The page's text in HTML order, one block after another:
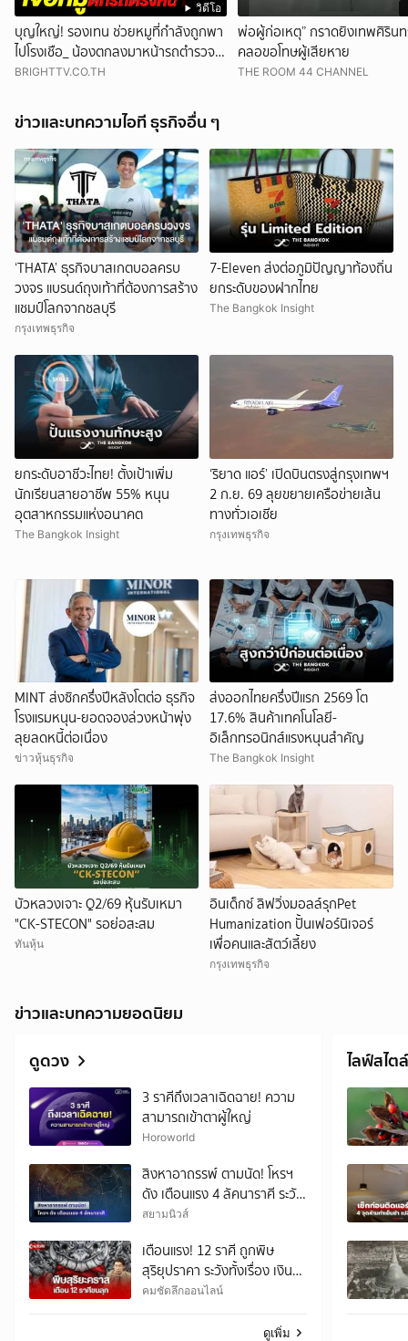
วิดีโอ
บุญใหญ่! รองเทน ช่วยหมูที่กำลังถูกพา
ไปโรงเชือ_ น้องตกลงมาหน้ารถตำรวจ
พอดี
BRIGHTTV.CO.TH
พ่อผู้ก่อเหตุ” กราดยิงเทพศิริน
คลอขอโทษผู้เสียหาย
THE ROOM 44 CHANNEL
ข่าวและบทความไอที ธุรกิจอื่น ๆ
‘THATA’ ธุรกิจบาสเกตบอลครบ
วงจร แบรนด์ถุงเท้าที่ต้องการสร้าง
แชมป์โลกจากชลบุรี
กรุงเทพธุรกิจ
7-Eleven ส่งต่อภูมิปัญญาท้องถิ่น
ยกระดับของฝากไทย
The Bangkok Insight
ยกระดับอาชีวะไทย! ตั้งเป้าเพิ่ม
นักเรียนสายอาชีพ 55% หนุน
อุตสาหกรรมแห่งอนาคต
The Bangkok Insight
‘ริยาด แอร์’ เปิดบินตรงสู่กรุงเทพฯ
2 ก.ย. 69 ลุยขยายเครือข่ายเส้น
ทางทั่วเอเชีย
กรุงเทพธุรกิจ
MINT ส่งซิกครึ่งปีหลังโตต่อ ธุรกิจ
โรงแรมหนุน-ยอดจองล่วงหน้าพุ่ง
ลุยลดหนี้ต่อเนื่อง
ข่าวหุ้นธุรกิจ
ส่งออกไทยครึ่งปีแรก 2569 โต
17.6% สินค้าเทคโนโลยี-
อิเล็กทรอนิกส์แรงหนุนสำคัญ
The Bangkok Insight
บัวหลวงเจาะ Q2/69 หุ้นรับเหมา
"CK-STECON" รอย่อสะสม
ทันหุ้น
อินเด็กซ์ ลิฟวิ่งมอลล์รุกPet
Humanization ปั้นเฟอร์นิเจอร์
เพื่อคนและสัตว์เลี้ยง
กรุงเทพธุรกิจ
ข่าวและบทความยอดนิยม
ดูดวง
3 ราศีถึงเวลาเฉิดฉาย! ความ
สามารถเข้าตาผู้ใหญ่
Horoworld
สิงหาอาถรรพ์ ตามนัด! โหรฯ
ดัง เตือนแรง 4 ลัคนาราศี ระวัง
เอาไว้ให้ดี
สยามนิวส์
เตือนแรง! 12 ราศี ถูกพิษ
สุริยุปราคา ระวังทั้งเรื่อง เงิน
งาน รัก สุขภาพ
คมชัดลึกออนไลน์
ดูเพิ่ม
ไลฟ์สไตล์